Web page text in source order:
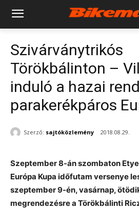
Szivárványtrikós
Törökbálinton –
induló a hazai
parakerékpáros
Szerző: sajtóközlemény 2018.08.29.
Szeptember 8-án szombaton
Európa Kupa időfutam versenye
szeptember 9-én, vasárnap,
megrendezésre a Törökbálinti